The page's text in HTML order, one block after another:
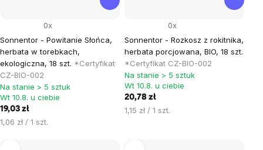
Sonnentor - Powitanie Słońca,
herbata w torebkach,
ekologiczna, 18 szt. *Certyfikat
CZ-BIO-002
0x
Na stanie > 5 sztuk
Wt 10.8. u ciebie
19,03 zł
Cena
1,06 zł / 1 szt.
Sonnentor - Rozkosz z rokitnika,
herbata porcjowana, BIO, 18 szt.
*Certyfikat CZ-BIO-002
0x
Na stanie > 5 sztuk
Wt 10.8. u ciebie
20,78 zł
Cena
1,15 zł / 1 szt.